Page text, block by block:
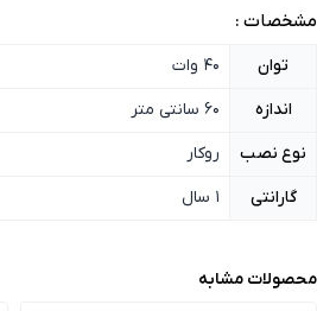
مشخصات :
توان
40 وات
اندازه
60 سانتی متر
نوع نصب
روکار
گارانتی
1 سال
محصولات مشابه